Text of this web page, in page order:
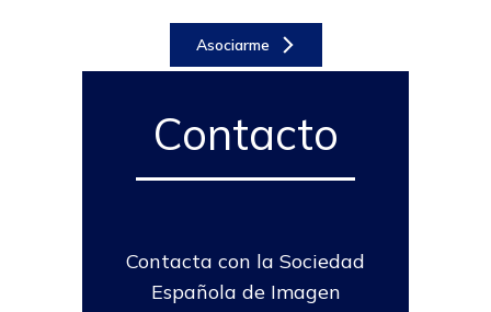
Asociarme
Contacto
Contacta con la Sociedad
Española de Imagen